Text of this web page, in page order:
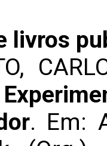
livros
. Em: